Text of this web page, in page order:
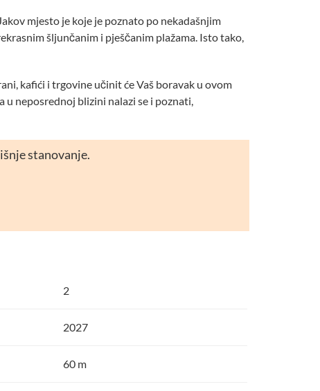
mjesto je koje je poznato po nekadašnjim
šljunčanim i pješčanim plažama. Isto tako,
kafići i trgovine učinit će Vaš boravak u ovom
u neposrednoj blizini nalazi se i poznati,
stanovanje.
2
2027
60 m